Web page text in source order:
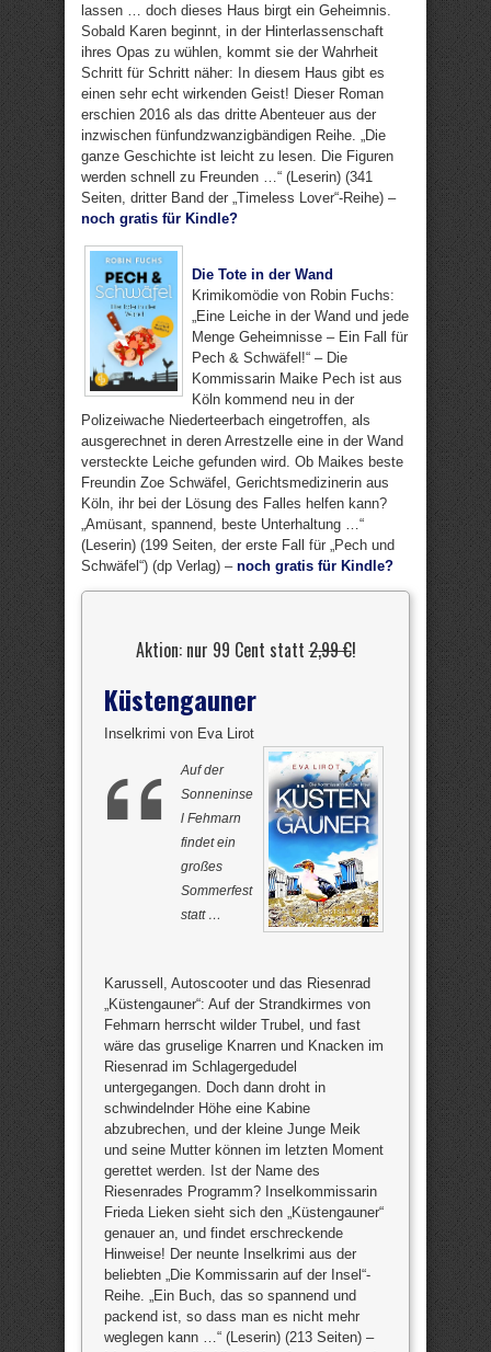
lassen … doch dieses Haus birgt ein Geheimnis.
Sobald Karen beginnt, in der Hinterlassenschaft
ihres Opas zu wühlen, kommt sie der Wahrheit
Schritt für Schritt näher: In diesem Haus gibt es
einen sehr echt wirkenden Geist! Dieser Roman
erschien 2016 als das dritte Abenteuer aus der
inzwischen fünfundzwanzigbändigen Reihe. „Die
ganze Geschichte ist leicht zu lesen. Die Figuren
werden schnell zu Freunden …“ (Leserin) (341
Seiten, dritter Band der „Timeless Lover“-Reihe) –
noch gratis für Kindle?
Die Tote in der Wand
Krimikomödie von Robin Fuchs:
„Eine Leiche in der Wand und jede
Menge Geheimnisse – Ein Fall für
Pech & Schwäfel!“ – Die
Kommissarin Maike Pech ist aus
Köln kommend neu in der
Polizeiwache Niederteerbach eingetroffen, als
ausgerechnet in deren Arrestzelle eine in der Wand
versteckte Leiche gefunden wird. Ob Maikes beste
Freundin Zoe Schwäfel, Gerichtsmedizinerin aus
Köln, ihr bei der Lösung des Falles helfen kann?
„Amüsant, spannend, beste Unterhaltung …“
(Leserin) (199 Seiten, der erste Fall für „Pech und
Schwäfel“) (dp Verlag) – noch gratis für Kindle?
Aktion: nur 99 Cent statt2,99 €!
Küstengauner
Inselkrimi von Eva Lirot
Auf der
Sonneninse
l Fehmarn
findet ein
großes
Sommerfest
statt …
Karussell, Autoscooter und das Riesenrad
„Küstengauner“: Auf der Strandkirmes von
Fehmarn herrscht wilder Trubel, und fast
wäre das gruselige Knarren und Knacken im
Riesenrad im Schlagergedudel
untergegangen. Doch dann droht in
schwindelnder Höhe eine Kabine
abzubrechen, und der kleine Junge Meik
und seine Mutter können im letzten Moment
gerettet werden. Ist der Name des
Riesenrades Programm? Inselkommissarin
Frieda Lieken sieht sich den „Küstengauner“
genauer an, und findet erschreckende
Hinweise! Der neunte Inselkrimi aus der
beliebten „Die Kommissarin auf der Insel“-
Reihe. „Ein Buch, das so spannend und
packend ist, so dass man es nicht mehr
weglegen kann …“ (Leserin) (213 Seiten) –